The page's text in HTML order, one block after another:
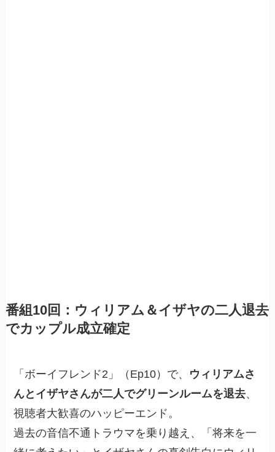
番組10回：ウィリアム＆イザヤの二人退去
でカップル成立確定
「ボーイフレンド2」（Ep10）で、 ウィリアムさ
んとイザヤさんが二人でグリーンルームを退去、
視聴者大歓喜のハッピーエンド。
過去の音信不通トラウマを乗り越え、「将来を一